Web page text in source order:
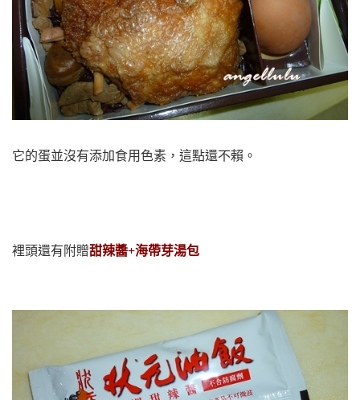
它的蛋並沒有添加食用色素，這點還不賴。
裡頭還有附贈甜辣醬+海帶芽湯包